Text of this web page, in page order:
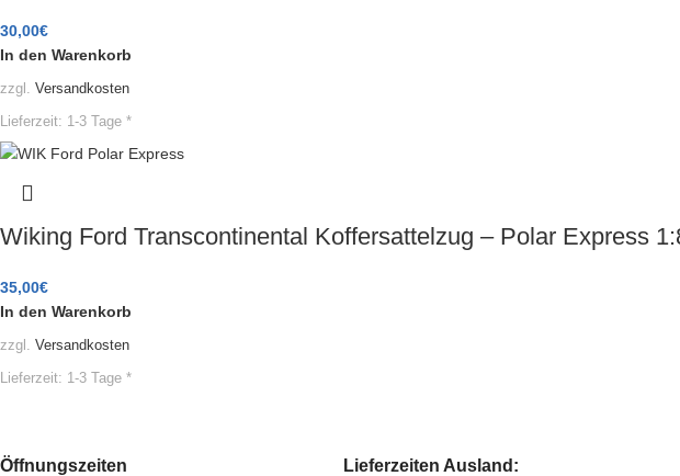
30,00€
In den Warenkorb
zzgl. Versandkosten
Lieferzeit: 1-3 Tage *
Wiking Ford Transcontinental Koffersattelzug – Polar Express
35,00€
In den Warenkorb
zzgl. Versandkosten
Lieferzeit: 1-3 Tage *
Öffnungszeiten Lieferzeiten Ausland: